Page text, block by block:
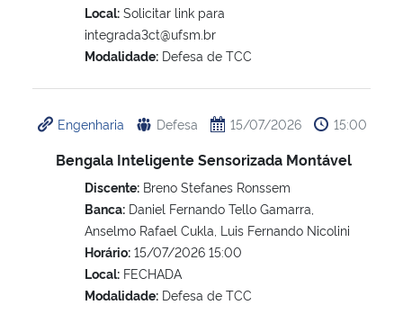
Controladoria-Geral da União
Ministério da Mulher, da Família e dos Direitos Humanos
Secretaria-Geral
Local: Solicitar link para
integrada3ct@ufsm.br
Modalidade: Defesa de TCC
Engenharia Defesa 15/07/2026 15:00
Bengala Inteligente Sensorizada Montável
Discente: Breno Stefanes Ronssem
Banca: Daniel Fernando Tello Gamarra,
Anselmo Rafael Cukla, Luis Fernando Nicolini
Horário: 15/07/2026 15:00
Local: FECHADA
Modalidade: Defesa de TCC